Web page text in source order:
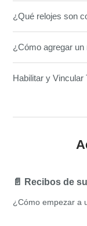
¿Qué relojes son
¿Cómo agregar un
Habilitar y Vincular
📄 Recibos de
¿Cómo empezar a